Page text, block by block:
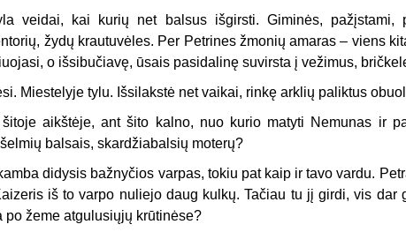
veidai, kai kurių net balsus išgirsti. Giminės, pažįstami,
žydų krautuvėles. Per Petrines žmonių amaras – viens
o išsibučiavę, ūsais pasidalinę suvirsta į vežimus,
Miestelyje tylu. Išsilakstė net vaikai, rinkę arklių paliktus
aikštėje, ant šito kalno, nuo kurio matyti Nemunas ir
balsais, skardžiabalsių moterų?
didysis bažnyčios varpas, tokiu pat kaip ir tavo vardu.
iš to varpo nuliejo daug kulkų. Tačiau tu jį girdi, vis dar
po žeme atgulusiųjų krūtinėse?